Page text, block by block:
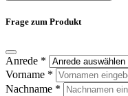
Frage zum Produkt
Anrede *
Vorname *
Nachname *